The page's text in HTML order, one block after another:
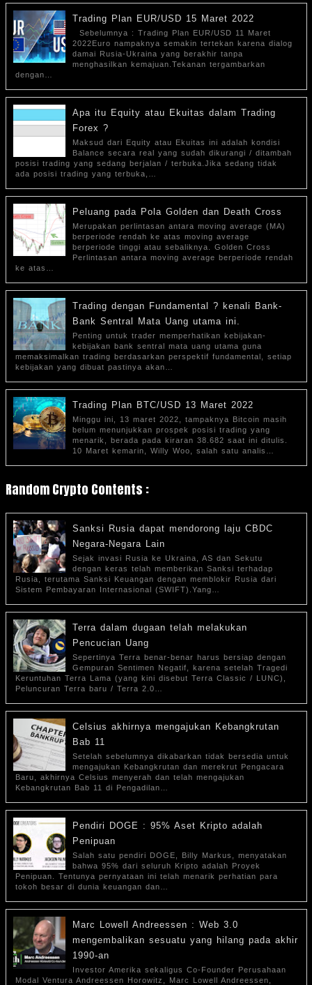
Trading Plan EUR/USD 15 Maret 2022
Sebelumnya : Trading Plan EUR/USD 11 Maret
2022Euro nampaknya semakin tertekan karena dialog
damai Rusia-Ukraina yang berakhir tanpa
menghasilkan kemajuan.Tekanan tergambarkan
dengan…
Apa itu Equity atau Ekuitas dalam Trading
Forex ?
Maksud dari Equity atau Ekuitas ini adalah kondisi
Balance secara real yang sudah dikurangi / ditambah
posisi trading yang sedang berjalan / terbuka.Jika sedang tidak
ada posisi trading yang terbuka,…
Peluang pada Pola Golden dan Death Cross
Merupakan perlintasan antara moving average (MA)
berperiode rendah ke atas moving average
berperiode tinggi atau sebaliknya. Golden Cross
Perlintasan antara moving average berperiode rendah
ke atas…
Trading dengan Fundamental ? kenali Bank-
Bank Sentral Mata Uang utama ini.
Penting untuk trader memperhatikan kebijakan-
kebijakan bank sentral mata uang utama guna
memaksimalkan trading berdasarkan perspektif fundamental, setiap
kebijakan yang dibuat pastinya akan…
Trading Plan BTC/USD 13 Maret 2022
Minggu ini, 13 maret 2022, tampaknya Bitcoin masih
belum menunjukkan prospek posisi trading yang
menarik, berada pada kiraran 38.682 saat ini ditulis.
10 Maret kemarin, Willy Woo, salah satu analis…
Random Crypto Contents :
Sanksi Rusia dapat mendorong laju CBDC
Negara-Negara Lain
Sejak invasi Rusia ke Ukraina, AS dan Sekutu
dengan keras telah memberikan Sanksi terhadap
Rusia, terutama Sanksi Keuangan dengan memblokir Rusia dari
Sistem Pembayaran Internasional (SWIFT).Yang…
Terra dalam dugaan telah melakukan
Pencucian Uang
Sepertinya Terra benar-benar harus bersiap dengan
Gempuran Sentimen Negatif, karena setelah Tragedi
Keruntuhan Terra Lama (yang kini disebut Terra Classic / LUNC),
Peluncuran Terra baru / Terra 2.0…
Celsius akhirnya mengajukan Kebangkrutan
Bab 11
Setelah sebelumnya dikabarkan tidak bersedia untuk
mengajukan Kebangkrutan dan merekrut Pengacara
Baru, akhirnya Celsius menyerah dan telah mengajukan
Kebangkrutan Bab 11 di Pengadilan…
Pendiri DOGE : 95% Aset Kripto adalah
Penipuan
Salah satu pendiri DOGE, Billy Markus, menyatakan
bahwa 95% dari seluruh Kripto adalah Proyek
Penipuan. Tentunya pernyataan ini telah menarik perhatian para
tokoh besar di dunia keuangan dan…
Marc Lowell Andreessen : Web 3.0
mengembalikan sesuatu yang hilang pada akhir
1990-an
Investor Amerika sekaligus Co-Founder Perusahaan
Modal Ventura Andreessen Horowitz, Marc Lowell Andreessen,